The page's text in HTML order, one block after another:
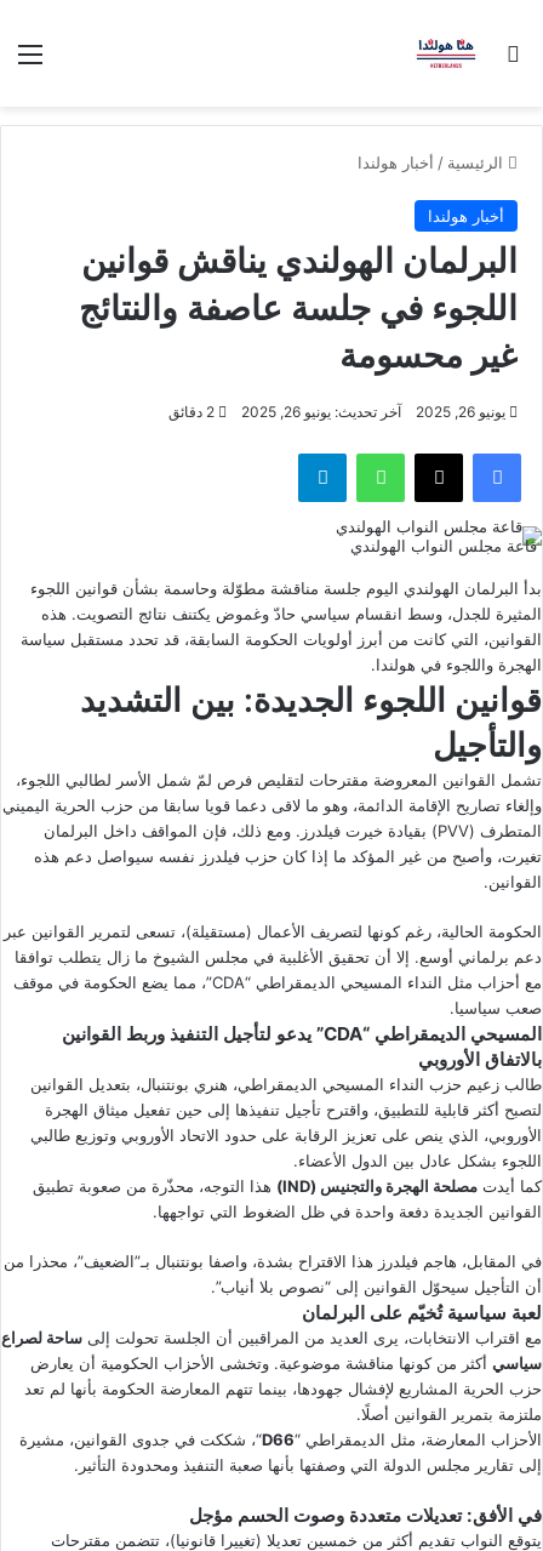
بحث عن
الرئيسية / أخبار هولندا
أخبار هولندا
البرلمان الهولندي يناقش قوانين
اللجوء في جلسة عاصفة والنتائج
غير محسومة
يونيو 26, 2025 آخر تحديث: يونيو 26, 2025
فيسبوك ‫X واتساب تيلقرام
قاعة مجلس النواب الهولندي
بدأ البرلمان الهولندي اليوم جلسة مناقشة مطوّلة وحاسمة بشأن قوانين اللجوء
المثيرة للجدل، وسط انقسام سياسي حادّ وغموض يكتنف نتائج التصويت. هذه
القوانين، التي كانت من أبرز أولويات الحكومة السابقة، قد تحدد مستقبل سياسة
الهجرة واللجوء في هولندا.
قوانين اللجوء الجديدة: بين التشديد
والتأجيل
تشمل القوانين المعروضة مقترحات لتقليص فرص لمّ شمل الأسر لطالبي اللجوء،
وإلغاء تصاريح الإقامة الدائمة، وهو ما لاقى دعما قويا سابقا من حزب الحرية اليميني
المتطرف (PVV) بقيادة خيرت فيلدرز. ومع ذلك، فإن المواقف داخل البرلمان
تغيرت، وأصبح من غير المؤكد ما إذا كان حزب فيلدرز نفسه سيواصل دعم هذه
القوانين.
الحكومة الحالية، رغم كونها لتصريف الأعمال (مستقيلة)، تسعى لتمرير القوانين عبر
دعم برلماني أوسع. إلا أن تحقيق الأغلبية في مجلس الشيوخ ما زال يتطلب توافقا
مع أحزاب مثل النداء المسيحي الديمقراطي “CDA”، مما يضع الحكومة في موقف
صعب سياسيا.
المسيحي الديمقراطي “CDA” يدعو لتأجيل التنفيذ وربط القوانين
بالاتفاق الأوروبي
طالب زعيم حزب النداء المسيحي الديمقراطي، هنري بونتنبال، بتعديل القوانين
لتصبح أكثر قابلية للتطبيق، واقترح تأجيل تنفيذها إلى حين تفعيل ميثاق الهجرة
الأوروبي، الذي ينص على تعزيز الرقابة على حدود الاتحاد الأوروبي وتوزيع طالبي
اللجوء بشكل عادل بين الدول الأعضاء.
كما أيدت مصلحة الهجرة والتجنيس (IND)
هذا التوجه، محذّرة من صعوبة تطبيق
القوانين الجديدة دفعة واحدة في ظل الضغوط التي تواجهها.
في المقابل، هاجم فيلدرز هذا الاقتراح بشدة، واصفا بونتنبال بـ”الضعيف”، محذرا من
أن التأجيل سيحوّل القوانين إلى “نصوص بلا أنياب”.
لعبة سياسية تُخيّم على البرلمان
مع اقتراب الانتخابات، يرى العديد من المراقبين أن الجلسة تحولت إلى ساحة لصراع
سياسي أكثر من كونها مناقشة موضوعية. وتخشى الأحزاب الحكومية أن يعارض
حزب الحرية المشاريع لإفشال جهودها، بينما تتهم المعارضة الحكومة بأنها لم تعد
ملتزمة بتمرير القوانين أصلًا.
الأحزاب المعارضة، مثل الديمقراطي “D66“، شككت في جدوى القوانين، مشيرة
إلى تقارير مجلس الدولة التي وصفتها بأنها صعبة التنفيذ ومحدودة التأثير.
في الأفق: تعديلات متعددة وصوت الحسم مؤجل
يتوقع النواب تقديم أكثر من خمسين تعديلا (تغييرا قانونيا)، تتضمن مقترحات